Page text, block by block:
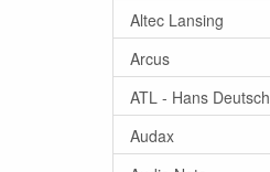
Altec Lansing
Arcus
ATL - Hans Deutsch
Audax